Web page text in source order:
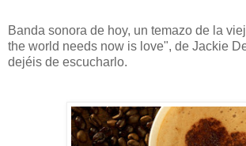
Banda sonora de hoy, un temazo de la
the world needs now is love", de Jackie
dejéis de escucharlo.